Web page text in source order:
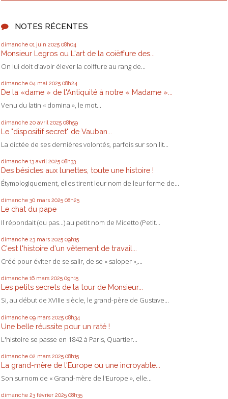
NOTES RÉCENTES
dimanche 01 juin 2025 08h04
Monsieur Legros ou L'art de la coiëffure des...
On lui doit d'avoir élever la coiffure au rang de...
dimanche 04 mai 2025 08h24
De la «dame » de l'Antiquité à notre « Madame »...
Venu du latin « domina », le mot...
dimanche 20 avril 2025 08h59
Le "dispositif secret" de Vauban...
La dictée de ses dernières volontés, parfois sur son lit...
dimanche 13 avril 2025 08h33
Des bésicles aux lunettes, toute une histoire !
Étymologiquement, elles tirent leur nom de leur forme de...
dimanche 30 mars 2025 08h25
Le chat du pape
Il répondait (ou pas...) au petit nom de Micetto (Petit...
dimanche 23 mars 2025 09h15
C'est l'histoire d'un vêtement de travail...
Créé pour éviter de se salir, de se « saloper »,...
dimanche 16 mars 2025 09h15
Les petits secrets de la tour de Monsieur...
Si, au début de XVIIIe siècle, le grand-père de Gustave...
dimanche 09 mars 2025 08h34
Une belle réussite pour un raté !
L'histoire se passe en 1842 à Paris, Quartier...
dimanche 02 mars 2025 08h15
La grand-mère de l'Europe ou une incroyable...
Son surnom de « Grand-mère de l'Europe », elle...
dimanche 23 février 2025 08h35